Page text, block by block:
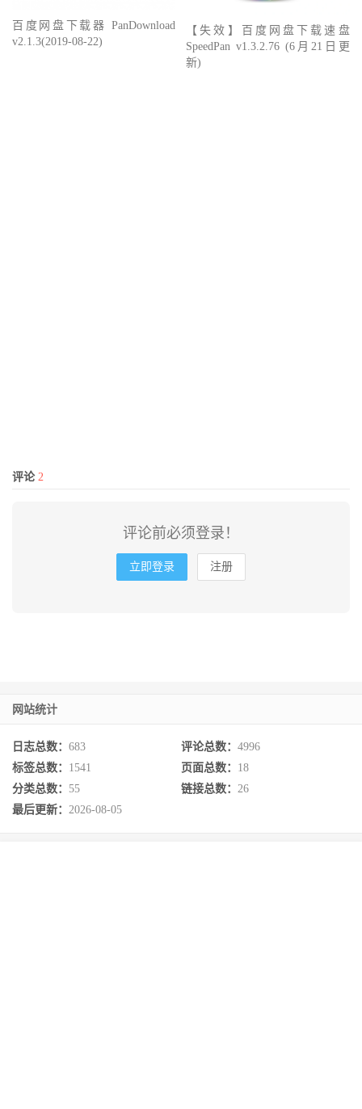
百度网盘下载器 PanDownload
v2.1.3(2019-08-22)
【失效】百度网盘下载速盘
SpeedPan v1.3.2.76 (6月21日更
新)
评论 2
评论前必须登录！
立即登录 注册
网站统计
日志总数： 683 评论总数： 4996
标签总数： 1541 页面总数： 18
分类总数： 55 链接总数： 26
最后更新： 2026-08-05